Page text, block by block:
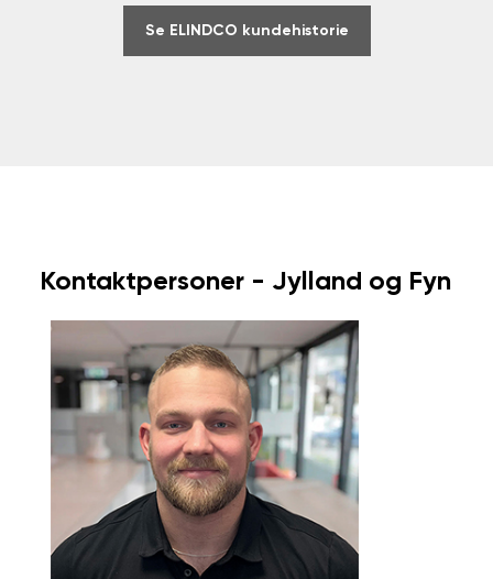
Se ELINDCO kundehistorie
Kontaktpersoner - Jylland og Fyn